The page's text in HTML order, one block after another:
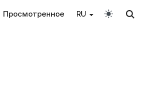
Просмотренное RU